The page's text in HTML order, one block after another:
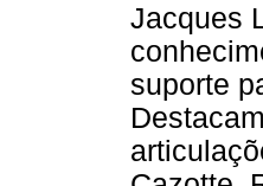
Jacques
suporte